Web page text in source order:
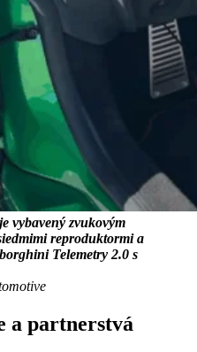
vybavený zvukovým
reproduktormi a
Telemetry 2.0 s
a partnerstvá